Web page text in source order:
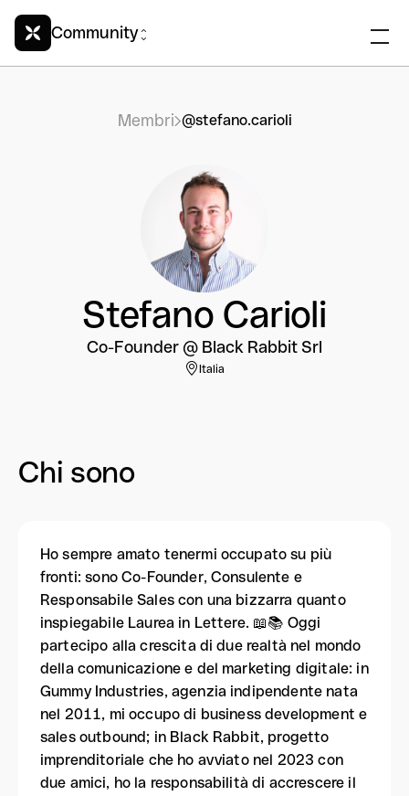
Community
Membri @stefano.carioli
Stefano Carioli
Co-Founder @ Black Rabbit Srl
Italia
Chi sono
Ho sempre amato tenermi occupato su più
fronti: sono Co-Founder, Consulente e
Responsabile Sales con una bizzarra quanto
inspiegabile Laurea in Lettere. 📖📚 Oggi
partecipo alla crescita di due realtà nel mondo
della comunicazione e del marketing digitale: in
Gummy Industries, agenzia indipendente nata
nel 2011, mi occupo di business development e
sales outbound; in Black Rabbit, progetto
imprenditoriale che ho avviato nel 2023 con
due amici, ho la responsabilità di accrescere il